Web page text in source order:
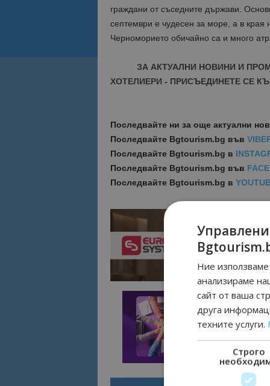
граждани от съседните държави.
септември е чудесен за море, а в края
Черноморието обичайно са и много
ЗА АКТУАЛНИ НОВИНИ И
ХОТЕЛИЕРИ - ПРИСЪЕДИНЕТЕ СЕ
Последвайте ни за още актуални
Последвайте Bgtourism.bg във
Последвайте Bgtourism.bg в
Последвайте Bgtourism.bg във
Последвайте Bgtourism.bg в
Ние
анализираме
сайт от ваша
друга
техните услуги.
Строго